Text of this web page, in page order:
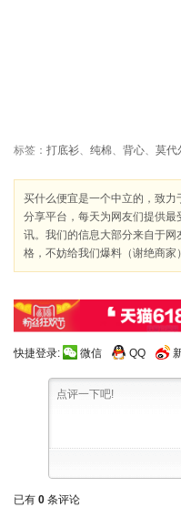
标签： 打底衫、 纯棉、 背心、 莫代
买什么便宜是一个中立的，致
分享平台，每天为网友们提供
讯。我们的信息大部分来自于
格，不妨给我们爆料（谢绝商家
快捷登录: 微信 QQ
已有 0 条评论